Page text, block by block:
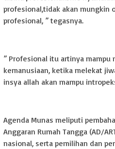
profesional,tidak akan mungkin
profesional, ” tegasnya.
‎” Profesional itu artinya
kemanusiaan, ketika melekat
insya allah akan mampu
‎Agenda Munas meliputi
Anggaran Rumah Tangga (AD/
nasional, serta pemilihan dan